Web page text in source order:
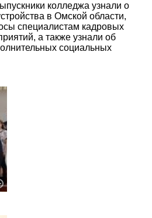
колледжа узнали о
в Омской области,
специалистам кадровых
а также узнали об
социальных